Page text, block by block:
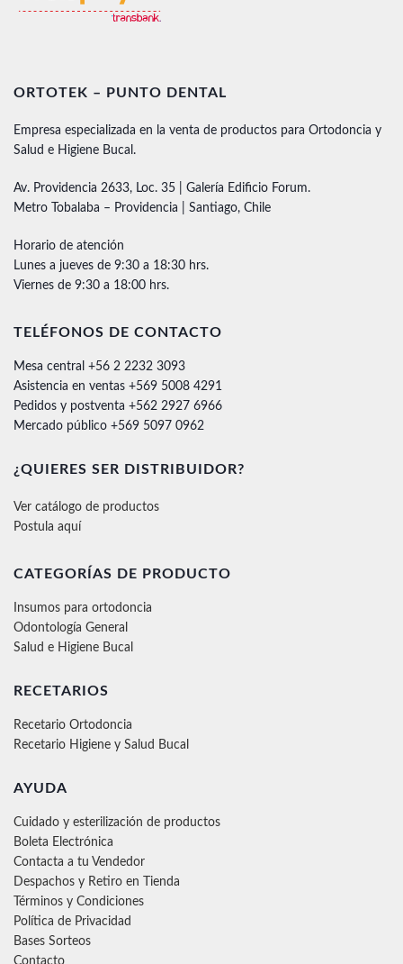
ORTOTEK – PUNTO DENTAL
Empresa especializada en la venta de productos para Ortodoncia y
Salud e Higiene Bucal.
Av. Providencia 2633, Loc. 35 | Galería Edificio Forum.
Metro Tobalaba – Providencia | Santiago, Chile
Horario de atención
Lunes a jueves de 9:30 a 18:30 hrs.
Viernes de 9:30 a 18:00 hrs.
TELÉFONOS DE CONTACTO
Mesa central +56 2 2232 3093
Asistencia en ventas +569 5008 4291
Pedidos y postventa +562 2927 6966
Mercado público +569 5097 0962
¿QUIERES SER DISTRIBUIDOR?
Ver catálogo de productos
Postula aquí
CATEGORÍAS DE PRODUCTO
Insumos para ortodoncia
Odontología General
Salud e Higiene Bucal
RECETARIOS
Recetario Ortodoncia
Recetario Higiene y Salud Bucal
AYUDA
Cuidado y esterilización de productos
Boleta Electrónica
Contacta a tu Vendedor
Despachos y Retiro en Tienda
Términos y Condiciones
Política de Privacidad
Bases Sorteos
Contacto